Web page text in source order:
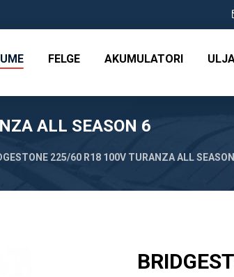
FELGE AKUMULATORI
ALL SEASON 6
225/60 R18 100V TURANZA ALL